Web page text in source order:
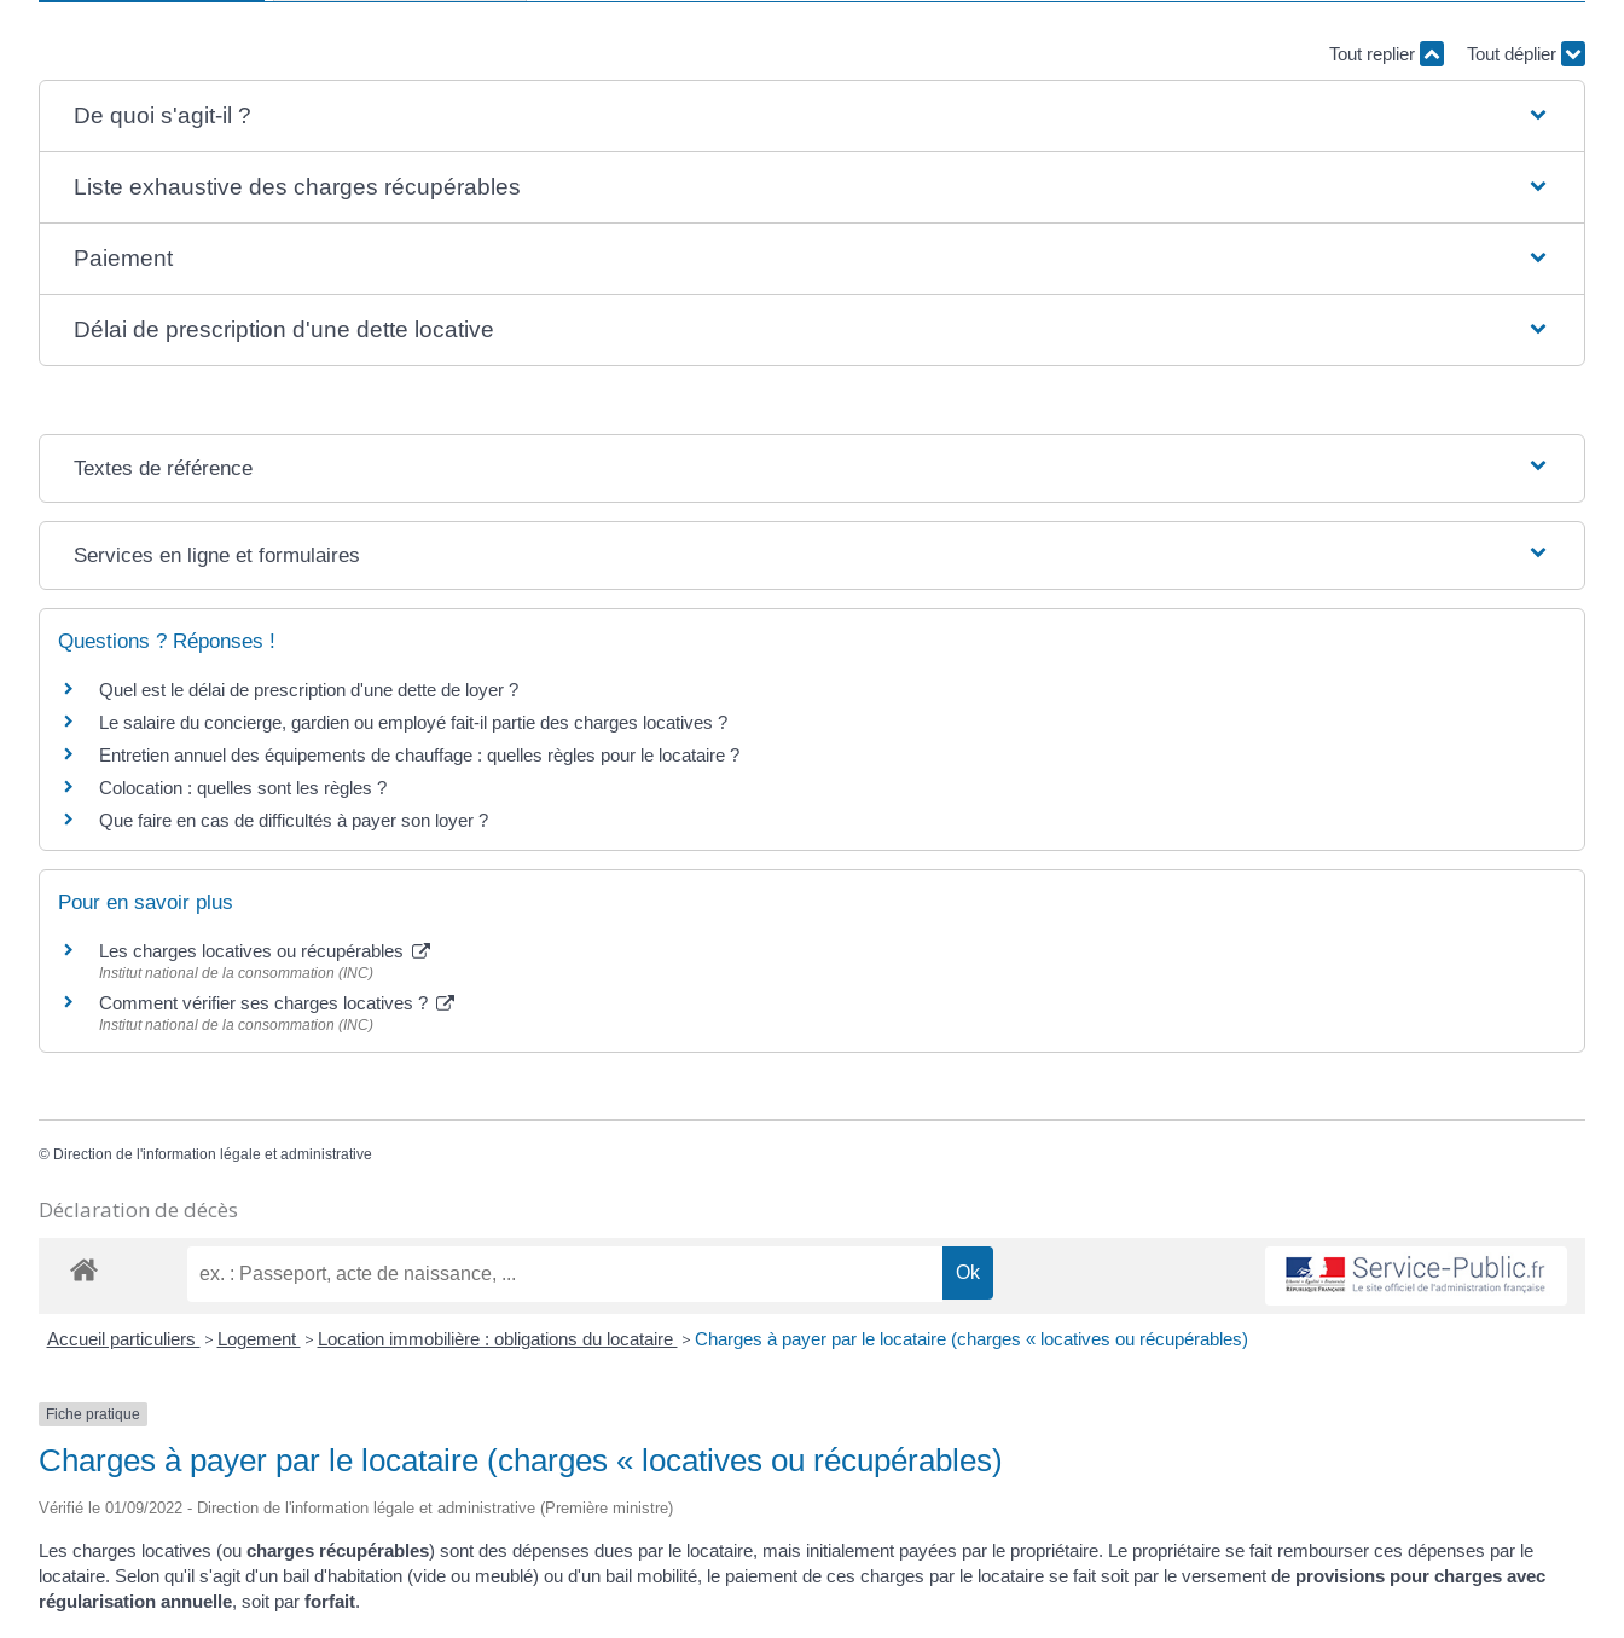
Tout replier Tout déplier
De quoi s'agit-il ?
Liste exhaustive des charges récupérables
Paiement
Délai de prescription d'une dette locative
Textes de référence
Services en ligne et formulaires
Questions ? Réponses !
Quel est le délai de prescription d'une dette de loyer ?
Le salaire du concierge, gardien ou employé fait-il partie des charges locatives ?
Entretien annuel des équipements de chauffage : quelles règles pour le locataire ?
Colocation : quelles sont les règles ?
Que faire en cas de difficultés à payer son loyer ?
Pour en savoir plus
Les charges locatives ou récupérables
Institut national de la consommation (INC)
Comment vérifier ses charges locatives ?
Institut national de la consommation (INC)
© Direction de l'information légale et administrative
Déclaration de décès
Accueil particuliers > Logement > Location immobilière : obligations du locataire > Charges à payer par le locataire (charges « locatives ou récupérables)
Fiche pratique
Charges à payer par le locataire (charges « locatives ou récupérables)
Vérifié le 01/09/2022 - Direction de l'information légale et administrative (Première ministre)
Les charges locatives (ou charges récupérables) sont des dépenses dues par le locataire, mais initialement payées par le propriétaire. Le propriétaire se fait rembourser ces dépenses par le
locataire. Selon qu'il s'agit d'un bail d'habitation (vide ou meublé) ou d'un bail mobilité, le paiement de ces charges par le locataire se fait soit par le versement de provisions pour charges avec
régularisation annuelle, soit par forfait.